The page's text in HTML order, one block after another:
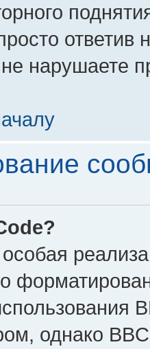
ответив
нарушаете
однако